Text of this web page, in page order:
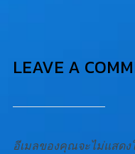
LEAVE A
อีเมลของคุณจะไม่แสด